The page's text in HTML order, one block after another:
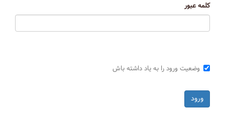
کلمه عبور
وضعیت ورود را به یاد داشته باش